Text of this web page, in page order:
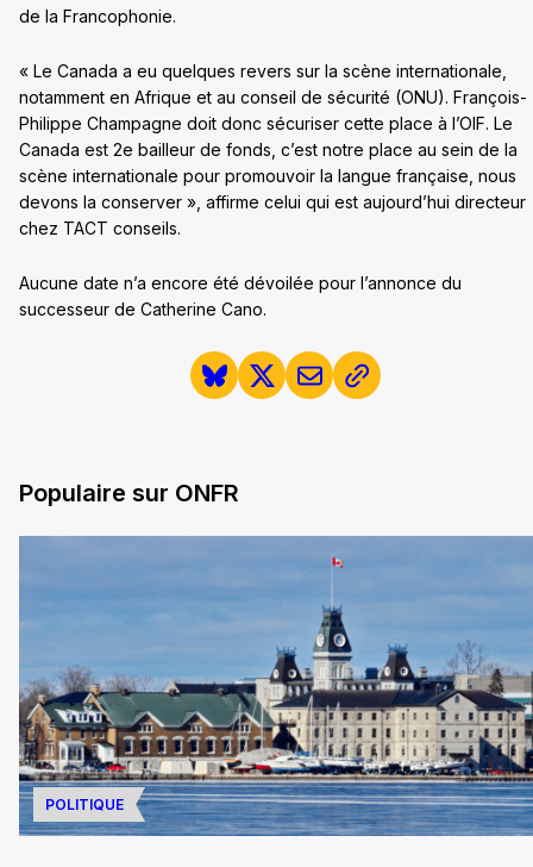
de la Francophonie.
« Le Canada a eu quelques revers sur la scène internationale,
notamment en Afrique et au conseil de sécurité (ONU). François-
Philippe Champagne doit donc sécuriser cette place à l’OIF. Le
Canada est 2e bailleur de fonds, c’est notre place au sein de la
scène internationale pour promouvoir la langue française, nous
devons la conserver », affirme celui qui est aujourd’hui directeur
chez TACT conseils.
Aucune date n’a encore été dévoilée pour l’annonce du
successeur de Catherine Cano.
Populaire sur ONFR
POLITIQUE